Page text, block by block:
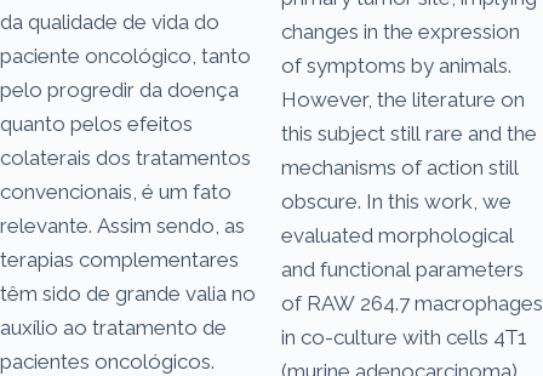
da qualidade de vida do
paciente oncológico, tanto
pelo progredir da doença
quanto pelos efeitos
colaterais dos tratamentos
convencionais, é um fato
relevante. Assim sendo, as
terapias complementares
têm sido de grande valia no
auxílio ao tratamento de
pacientes oncológicos.
changes in the expression
of symptoms by animals.
However, the literature on
this subject still rare and the
mechanisms of action still
obscure. In this work, we
evaluated morphological
and functional parameters
of RAW 264.7 macrophages
in co-culture with cells 4T1
(murine adenocarcinoma)